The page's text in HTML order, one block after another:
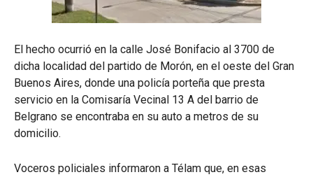
El hecho ocurrió en la calle José Bonifacio al 3700 de
dicha localidad del partido de Morón, en el oeste del Gran
Buenos Aires, donde una policía porteña que presta
servicio en la Comisaría Vecinal 13 A del barrio de
Belgrano se encontraba en su auto a metros de su
domicilio.
Voceros policiales informaron a Télam que, en esas